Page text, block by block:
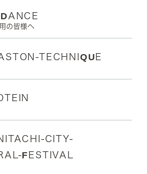
の皆様へ
TECHNIQUE
CITY-
FESTIVAL